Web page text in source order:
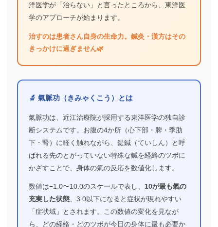
洋医学が「治らない」と言ったところから、東洋医
学のアプローチが始まります。
治すのは患者さん自身の生命力。鍼灸・漢方はその
きっかけに過ぎません🌿
🔬 氣脈功（きみゃくこう）とは
氣脈功は、近江治療院が採用する東洋医学の独自診
断システムです。お腹の4か所（心下部・脾・季肋
下・腎）に軽く触れながら、鍉鍼（ていしん）と呼
ばれる先のとがっていない特殊な鍼を経絡のツボに
かざすことで、身体の氣の反応を数値化します。
数値は−1.0〜10.0のスケールで表し、 10が最も氣の
充実した状態、3.0以下になると症状が現れやすい
「症状域」とされます。この数値の変化を見なが
ら、どの経絡・どのツボが今日の身体に最も必要か